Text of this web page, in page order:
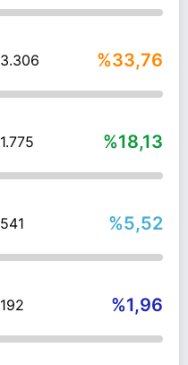
3.306 %33,76
1.775 %18,13
541 %5,52
192 %1,96